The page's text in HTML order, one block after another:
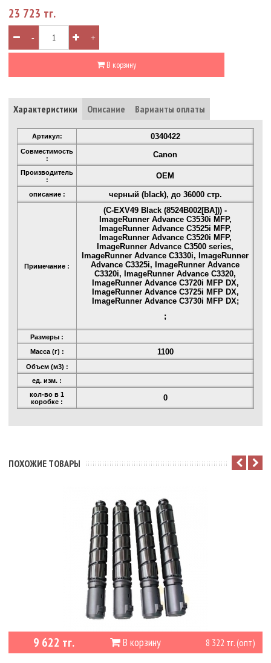
23 723 тг.
- +
В корзину
Характеристики Описание Варианты оплаты
Артикул: 0340422
Совместимость
:
Canon
Производитель
:
OEM
описание : черный (black), до 36000 стр.
Примечание :
(C-EXV49 Black (8524B002[BA])) -
ImageRunner Advance C3530i MFP,
ImageRunner Advance C3525i MFP,
ImageRunner Advance C3520i MFP,
ImageRunner Advance C3500 series,
ImageRunner Advance C3330i, ImageRunner
Advance C3325i, ImageRunner Advance
C3320i, ImageRunner Advance C3320,
ImageRunner Advance C3720i MFP DX,
ImageRunner Advance C3725i MFP DX,
ImageRunner Advance C3730i MFP DX;
;
Размеры :
Масса (г) :
1100
Объем (м3) :
ед. изм. :
кол-во в 1
коробке :
0
ПОХОЖИЕ ТОВАРЫ
В корзину
9 622 тг. 8 322 тг. (опт)